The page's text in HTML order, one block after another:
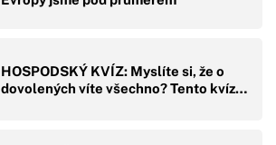
HOSPODSKÝ KVÍZ: Myslíte si, že o
dovolených víte všechno? Tento kvíz…